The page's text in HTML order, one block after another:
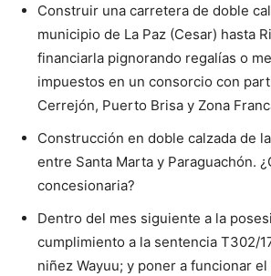
Construir una carretera de doble
municipio de La Paz (Cesar) hasta
financiarla pignorando regalías o
impuestos en un consorcio con
Cerrejón, Puerto Brisa y Zona
Construcción en doble calzada de
entre Santa Marta y Paraguachón.
concesionaria?
Dentro del mes siguiente a la
cumplimiento a la sentencia T302/
niñez Wayuu; y poner a funcionar el